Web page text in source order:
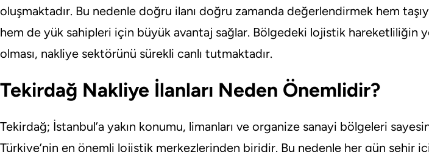
oluşmaktadır. Bu nedenle doğru ilanı doğru zamanda değerlendirmek hem
hem de yük sahipleri için büyük avantaj sağlar. Bölgedeki lojistik hareketliliğin
olması, nakliye sektörünü sürekli canlı tutmaktadır.
Tekirdağ Nakliye İlanları Neden Önemlidir?
Tekirdağ; İstanbul’a yakın konumu, limanları ve organize sanayi bölgeleri
Türkiye’nin en önemli lojistik merkezlerinden biridir. Bu nedenle her gün şehir